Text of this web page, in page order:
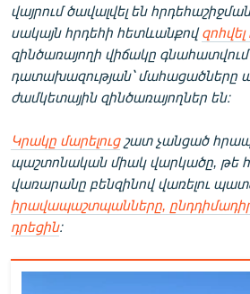
վայրում ծավալվել են
սակայն հրդեհի հետևանքով ​
զինծառայողի վիճակը
դատախազության՝ մահացածները
ժամկետային զինծառայողներ են։
Կրակը մարելուցշատ չանցած
պաշտոնական միակ վարկածը, թե
վառարանը բենզինով վառելու
իրավապաշտպանները,
դրեցին։